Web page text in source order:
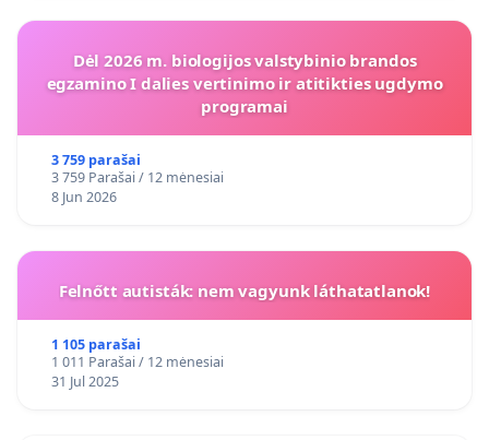
Dėl 2026 m. biologijos valstybinio brandos
egzamino I dalies vertinimo ir atitikties ugdymo
programai
3 759 parašai
3 759 Parašai / 12 mėnesiai
8 Jun 2026
Felnőtt autisták: nem vagyunk láthatatlanok!
1 105 parašai
1 011 Parašai / 12 mėnesiai
31 Jul 2025